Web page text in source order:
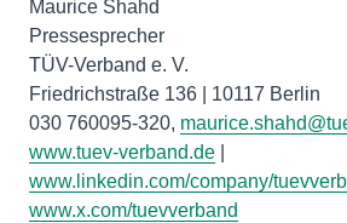
Maurice Shahd
Pressesprecher
TÜV-Verband e. V.
Friedrichstraße 136 | 10117 Berlin
030 760095-320,
www.tuev-verband.de
www.linkedin.com/company/
www.x.com/tuevverband